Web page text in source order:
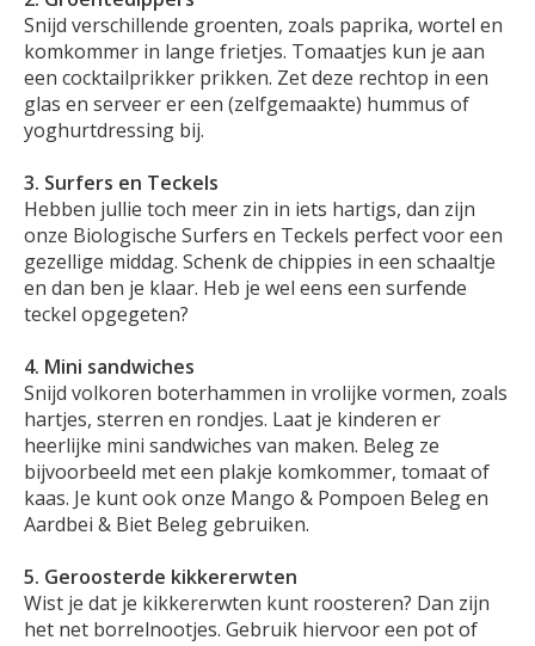
Snijd verschillende groenten, zoals paprika, wortel en
komkommer in lange frietjes. Tomaatjes kun je aan
een cocktailprikker prikken. Zet deze rechtop in een
glas en serveer er een (zelfgemaakte) hummus of
yoghurtdressing bij.
3. Surfers en Teckels
Hebben jullie toch meer zin in iets hartigs, dan zijn
onze Biologische Surfers en Teckels perfect voor een
gezellige middag. Schenk de chippies in een schaaltje
en dan ben je klaar. Heb je wel eens een surfende
teckel opgegeten?
4. Mini sandwiches
Snijd volkoren boterhammen in vrolijke vormen, zoals
hartjes, sterren en rondjes. Laat je kinderen er
heerlijke mini sandwiches van maken. Beleg ze
bijvoorbeeld met een plakje komkommer, tomaat of
kaas. Je kunt ook onze Mango & Pompoen Beleg en
Aardbei & Biet Beleg gebruiken.
5. Geroosterde kikkererwten
Wist je dat je kikkererwten kunt roosteren? Dan zijn
het net borrelnootjes. Gebruik hiervoor een pot of